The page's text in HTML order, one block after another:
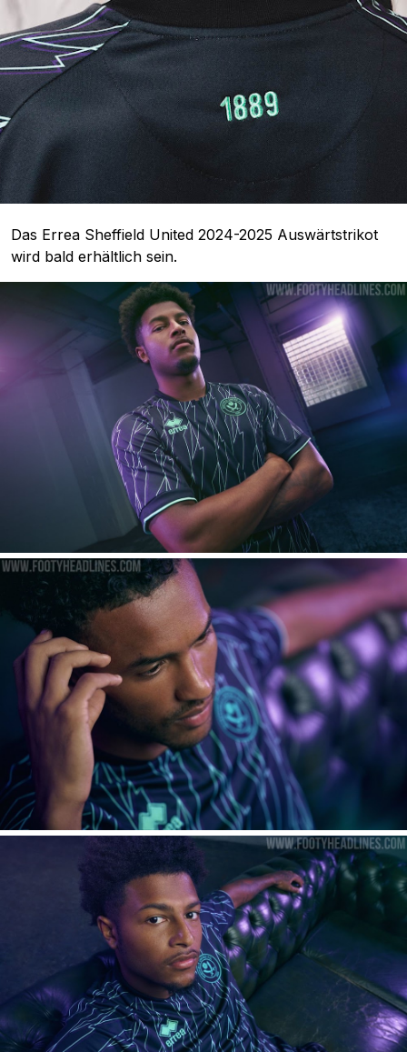
Das Errea Sheffield United 2024-2025 Auswärtstrikot
wird bald erhältlich sein.